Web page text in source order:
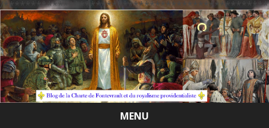
/
MENU